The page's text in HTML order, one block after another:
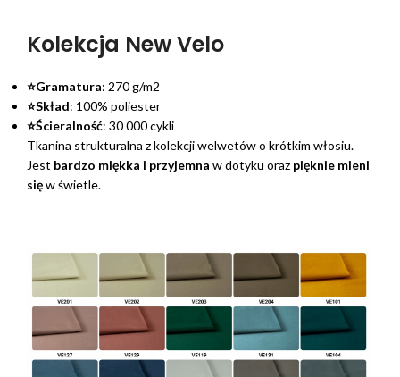
Kolekcja New Velo
⭐Gramatura: 270 g/m2
⭐Skład: 100% poliester
⭐Ścieralność: 30 000 cykli
Tkanina strukturalna z kolekcji welwetów o krótkim włosiu.
Jest bardzo miękka i przyjemna w dotyku oraz pięknie mieni
sięw świetle.